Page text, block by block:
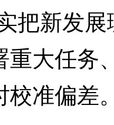
把新发
重大任务
校准偏差